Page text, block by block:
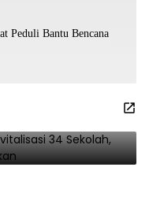
Peduli Bantu Bencana
34 Sekolah, Perkuat